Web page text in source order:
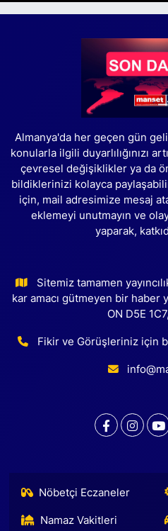
Almanya'da her geçen gün
konularla ilgili duyarlılığınızı
çevresel değişiklikler ya da
bildiklerinizi kolayca
için, mail adresimize mesaj
eklemeyi unutmayın ve
yaparak,
Sitemiz tamamen
kar amacı gütmeyen bir haber
ON D5E
Fikir ve Görüşleriniz için
Nöbetçi Eczaneler
Namaz Vakitleri